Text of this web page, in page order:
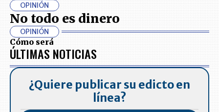
OPINIÓN
No todo es dinero
OPINIÓN
Cómo será
ÚLTIMAS NOTICIAS
¿Quiere publicar su edicto en
línea?